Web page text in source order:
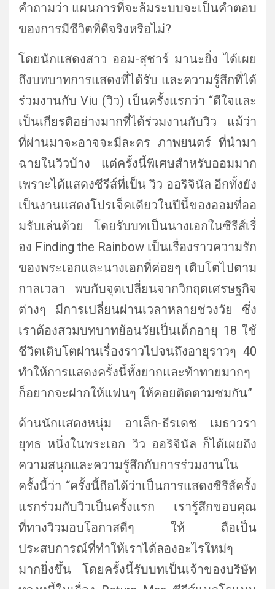
คำถามว่า แผนการที่จะล้มระบบจะเป็นคำตอบ
ของการมีชีวิตที่ดีจริงหรือไม่?
โดยนักแสดงสาว ออม-สุชาร์ มานะยิ่ง ได้เผย
ถึงบทบาทการแสดงที่ได้รับ และความรู้สึกที่ได้
ร่วมงานกับ Viu (วิว) เป็นครั้งแรกว่า “ดีใจและ
เป็นเกียรติอย่างมากที่ได้ร่วมงานกับวิว แม้ว่า
ที่ผ่านมาจะอาจจะมีละคร ภาพยนตร์ ที่นำมา
ฉายในวิวบ้าง แต่ครั้งนี้พิเศษสำหรับออมมาก
เพราะได้แสดงซีรีส์ที่เป็น วิว ออริจินัล อีกทั้งยัง
เป็นงานแสดงโปรเจ็คเดียวในปีนี้ของออมที่ออ
มรับเล่นด้วย โดยรับบทเป็นนางเอกในซีรีส์เรื่
อง Finding the Rainbow เป็นเรื่องราวความรัก
ของพระเอกและนางเอกที่ค่อยๆ เติบโตไปตาม
กาลเวลา พบกับจุดเปลี่ยนจากวิกฤตเศรษฐกิจ
ต่างๆ มีการเปลี่ยนผ่านเวลาหลายช่วงวัย ซึ่ง
เราต้องสวมบทบาทย้อนวัยเป็นเด็กอายุ 18 ใช้
ชีวิตเติบโตผ่านเรื่องราวไปจนถึงอายุราวๆ 40
ทำให้การแสดงครั้งนี้ทั้งยากและท้าทายมากๆ
ก็อยากจะฝากให้แฟนๆ ให้คอยติดตามชมกัน”
ด้านนักแสดงหนุ่ม อาเล็ก-ธีรเดช เมธาวรา
ยุทธ หนึ่งในพระเอก วิว ออริจินัล ก็ได้เผยถึง
ความสนุกและความรู้สึกกับการร่วมงานใน
ครั้งนี้ว่า “ครั้งนี้ถือได้ว่าเป็นการแสดงซีรีส์ครั้ง
แรกร่วมกับวิวเป็นครั้งแรก เรารู้สึกขอบคุณ
ที่ทางวิวมอบโอกาสดีๆ ให้ ถือเป็น
ประสบการณ์ที่ทำให้เราได้ลองอะไรใหม่ๆ
มากยิ่งขึ้น โดยครั้งนี้รับบทเป็นเจ้าของบริษัท